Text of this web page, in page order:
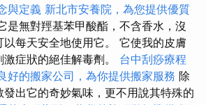
與定義 新北市安養院，為您提供優質
是無對羥基苯甲酸酯，不含香水，沒
每天安全地使用它。 它使我的皮膚
症狀的絕佳解毒劑。 台中刮痧療程
好的搬家公司，為你提供搬家服務 除
出它的奇妙氣味，更不用說其特殊的